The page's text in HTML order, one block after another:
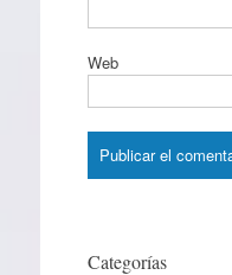
Web
Categorías